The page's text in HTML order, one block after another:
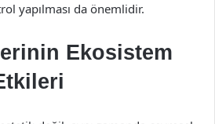
yapılması da önemlidir.
Ekosistem